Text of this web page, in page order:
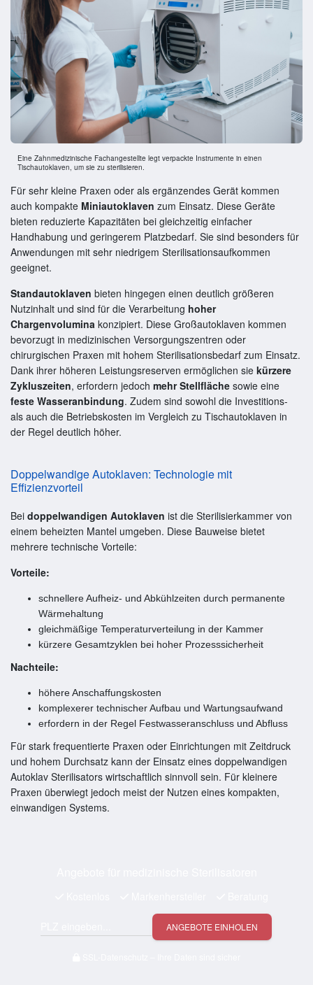
Eine Zahnmedizinische Fachangestellte legt verpackte Instrumente in einen
Tischautoklaven, um sie zu sterilisieren.
Für sehr kleine Praxen oder als ergänzendes Gerät kommen
auch kompakte Miniautoklaven zum Einsatz. Diese Geräte
bieten reduzierte Kapazitäten bei gleichzeitig einfacher
Handhabung und geringerem Platzbedarf. Sie sind besonders für
Anwendungen mit sehr niedrigem Sterilisationsaufkommen
geeignet.
Standautoklaven bieten hingegen einen deutlich größeren
Nutzinhalt und sind für die Verarbeitung hoher
Chargenvolumina konzipiert. Diese Großautoklaven kommen
bevorzugt in medizinischen Versorgungszentren oder
chirurgischen Praxen mit hohem Sterilisationsbedarf zum Einsatz.
Dank ihrer höheren Leistungsreserven ermöglichen sie kürzere
Zykluszeiten, erfordern jedoch mehr Stellfläche sowie eine
feste Wasseranbindung. Zudem sind sowohl die Investitions-
als auch die Betriebskosten im Vergleich zu Tischautoklaven in
der Regel deutlich höher.
Doppelwandige Autoklaven: Technologie mit
Effizienzvorteil
Bei doppelwandigen Autoklaven ist die Sterilisierkammer von
einem beheizten Mantel umgeben. Diese Bauweise bietet
mehrere technische Vorteile:
Vorteile:
schnellere Aufheiz- und Abkühlzeiten durch permanente
Wärmehaltung
gleichmäßige Temperaturverteilung in der Kammer
kürzere Gesamtzyklen bei hoher Prozesssicherheit
Nachteile:
höhere Anschaffungskosten
komplexerer technischer Aufbau und Wartungsaufwand
erfordern in der Regel Festwasseranschluss und Abfluss
Für stark frequentierte Praxen oder Einrichtungen mit Zeitdruck
und hohem Durchsatz kann der Einsatz eines doppelwandigen
Autoklav Sterilisators wirtschaftlich sinnvoll sein. Für kleinere
Praxen überwiegt jedoch meist der Nutzen eines kompakten,
einwandigen Systems.
ANGEBOTE EINHOLEN